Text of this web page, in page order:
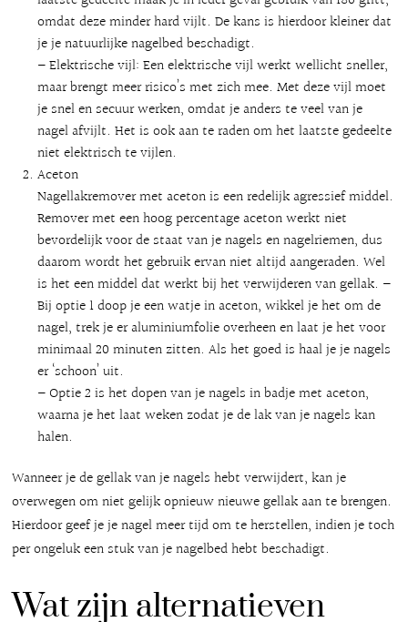
omdat deze minder hard vijlt. De kans is hierdoor kleiner dat
je je natuurlijke nagelbed beschadigt.
– Elektrische vijl: Een elektrische vijl werkt wellicht sneller,
maar brengt meer risico’s met zich mee. Met deze vijl moet
je snel en secuur werken, omdat je anders te veel van je
nagel afvijlt. Het is ook aan te raden om het laatste gedeelte
niet elektrisch te vijlen.
Aceton
Nagellakremover met aceton is een redelijk agressief middel.
Remover met een hoog percentage aceton werkt niet
bevordelijk voor de staat van je nagels en nagelriemen, dus
daarom wordt het gebruik ervan niet altijd aangeraden. Wel
is het een middel dat werkt bij het verwijderen van gellak. –
Bij optie 1 doop je een watje in aceton, wikkel je het om de
nagel, trek je er aluminiumfolie overheen en laat je het voor
minimaal 20 minuten zitten. Als het goed is haal je je nagels
er ‘schoon’ uit.
– Optie 2 is het dopen van je nagels in badje met aceton,
waarna je het laat weken zodat je de lak van je nagels kan
halen.
Wanneer je de gellak van je nagels hebt verwijdert, kan je
overwegen om niet gelijk opnieuw nieuwe gellak aan te brengen.
Hierdoor geef je je nagel meer tijd om te herstellen, indien je toch
per ongeluk een stuk van je nagelbed hebt beschadigt.
Wat zijn alternatieven